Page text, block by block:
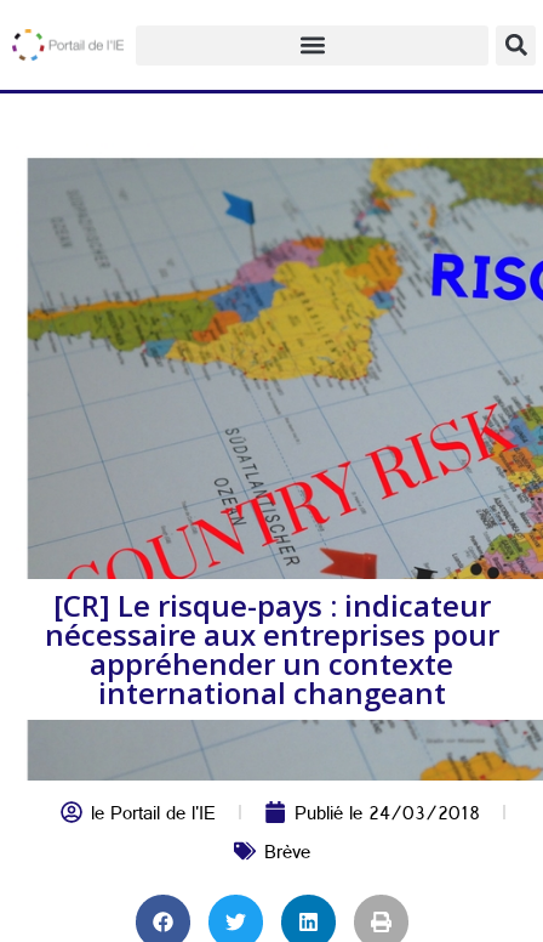
[CR] Le risque-pays : indicateur
nécessaire aux entreprises pour
appréhender un contexte
international changeant
le Portail de l'IE Publié le24/03/2018
Brève